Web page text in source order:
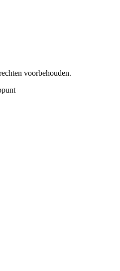
voorbehouden.